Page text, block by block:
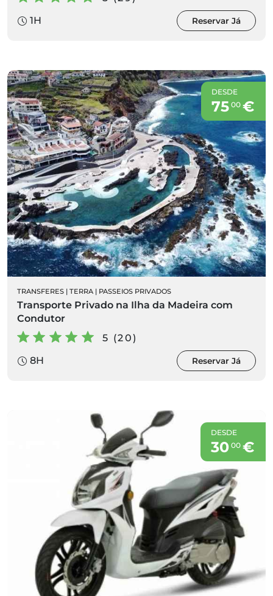
1H
Reservar Já
DESDE
75 00€
TRANSFERES | TERRA | PASSEIOS PRIVADOS
Transporte Privado na Ilha da Madeira com
Condutor
5 (20)
8H
Reservar Já
DESDE
30 00€